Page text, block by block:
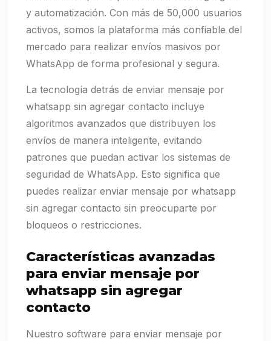
y automatización. Con más de 50,000 usuarios
activos, somos la plataforma más confiable del
mercado para realizar envíos masivos por
WhatsApp de forma profesional y segura.
La tecnología detrás de enviar mensaje por
whatsapp sin agregar contacto incluye
algoritmos avanzados que distribuyen los
envíos de manera inteligente, evitando
patrones que puedan activar los sistemas de
seguridad de WhatsApp. Esto significa que
puedes realizar enviar mensaje por whatsapp
sin agregar contacto sin preocuparte por
bloqueos o restricciones.
Características avanzadas
para enviar mensaje por
whatsapp sin agregar
contacto
Nuestro software para enviar mensaje por